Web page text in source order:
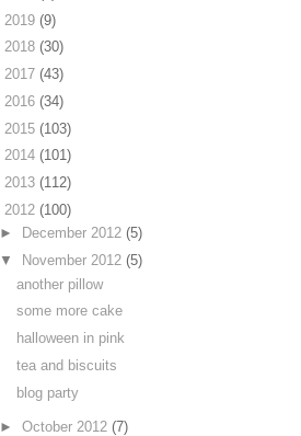
2019 (9)
2018 (30)
2017 (43)
2016 (34)
2015 (103)
2014 (101)
2013 (112)
2012 (100)
►
December 2012 (5)
▼
November 2012 (5)
another pillow
some more cake
halloween in pink
tea and biscuits
blog party
► October 2012 (7)